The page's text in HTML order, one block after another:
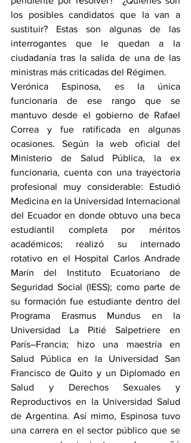
los posibles candidatos que la van a
sustituir? Estas son algunas de las
interrogantes que le quedan a la
ciudadanía tras la salida de una de las
ministras más criticadas del Régimen.
Verónica Espinosa, es la única
funcionaria de ese rango que se
mantuvo desde el gobierno de Rafael
Correa y fue ratificada en algunas
ocasiones. Según la web oficial del
Ministerio de Salud Pública, la ex
funcionaria, cuenta con una trayectoria
profesional muy considerable: Estudió
Medicina en la Universidad Internacional
del Ecuador en donde obtuvo una beca
estudiantil completa por méritos
académicos; realizó su internado
rotativo en el Hospital Carlos Andrade
Marín del Instituto Ecuatoriano de
Seguridad Social (IESS); como parte de
su formación fue estudiante dentro del
Programa Erasmus Mundus en la
Universidad La Pitié Salpetriere en
París–Francia; hizo una maestría en
Salud Pública en la Universidad San
Francisco de Quito y un Diplomado en
Salud y Derechos Sexuales y
Reproductivos en la Universidad Salud
de Argentina. Así mimo, Espinosa tuvo
una carrera en el sector público que se